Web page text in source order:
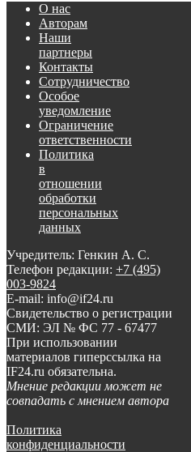
О нас
Авторам
Наши
партнеры
Контакты
Сотрудничество
Особое
уведомление
Ограничение
ответственности
Политика
в
отношении
обработки
персональных
данных
Учредитель: Генкин А. С.
Телефон редакции: +7 (495)
003-9824
E-mail: info@if24.ru
Свидетельство о регистрации
СМИ: ЭЛ № ФС 77 - 67477
При использовании
материалов гиперссылка на
IF24.ru обязательна.
Мнение редакции может не
совпадать с мнением автора
Политика
конфиденциальности